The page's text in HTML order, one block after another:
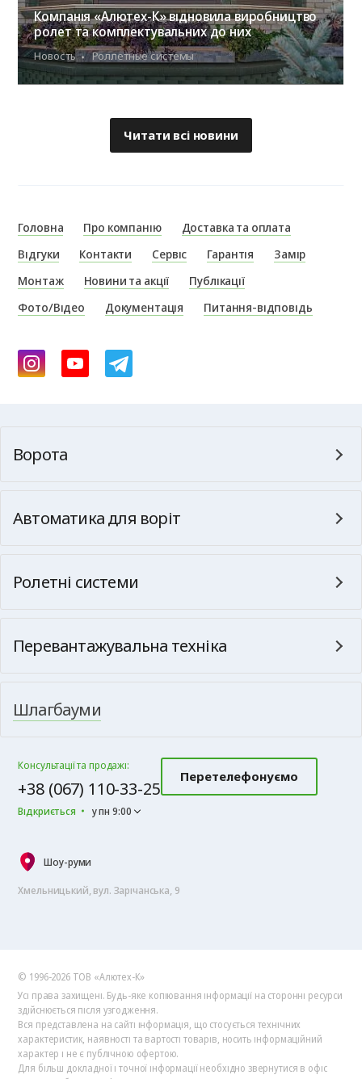
Компанія «Алютех-К» відновила виробництво
ролет та комплектувальних до них
Новость Роллетные системы
Читати всі новини
Головна Про компанію
Доставка та оплата
Відгуки
Контакти Сервіс Гарантія
Замір
Монтаж
Новини та акції
Публікації
Фото/Відео
Документація Питання-відповідь
Ворота
Автоматика для воріт
Ролетні системи
Перевантажувальна техніка
Шлагбауми
Консультації та продажі:
+38 (067) 110-33-25
Відкриється у пн 9:00
Перетелефонуємо
Шоу-руми
Хмельницький, вул. Зарічанська, 9
© 1996-2026 ТОВ «Алютех‑К»
Усі права захищені. Будь-яке копіювання інформації на сторонні ресурси
здійснюється після узгодження.
Вся представлена на сайті інформація, що стосується технічних
характеристик, наявності та вартості товарів, носить інформаційний
характер і не є публічною офертою.
Для більш докладної і точної інформації необхідно звернутися в офіс